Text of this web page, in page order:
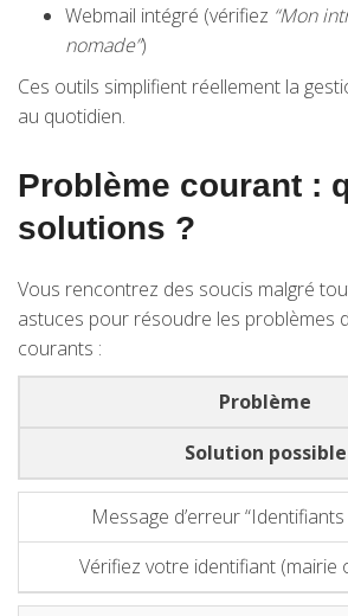
Webmail intégré (vérifiez “Mon
nomade”)
Ces outils simplifient réellement la
au quotidien.
Problème courant :
solutions ?
Vous rencontrez des soucis malgré
astuces pour résoudre les problèmes
courants :
Problème
Solution possible
Message d’erreur
Vérifiez votre identifiant (mairie